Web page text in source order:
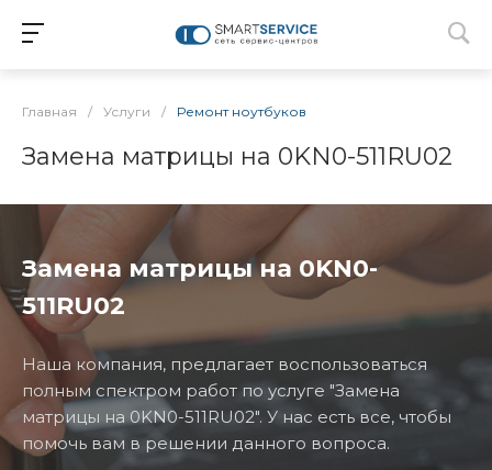
Главная / Услуги / Ремонт ноутбуков
Замена матрицы на 0KN0-511RU02
Замена матрицы на 0KN0-
511RU02
Наша компания, предлагает воспользоваться
полным спектром работ по услуге "Замена
матрицы на 0KN0-511RU02". У нас есть все, чтобы
помочь вам в решении данного вопроса.